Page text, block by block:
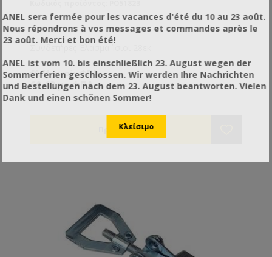
€0,51 χωρίς ΦΠΑ
€0,63 με ΦΠΑ
ANEL sera fermée pour les vacances d'été du 10 au 23 août.
Nous répondrons à vos messages et commandes après le
23 août. Merci et bon été!
ANEL ist vom 10. bis einschließlich 23. August wegen der
Sommerferien geschlossen. Wir werden Ihre Nachrichten
und Bestellungen nach dem 23. August beantworten. Vielen
Dank und einen schönen Sommer!